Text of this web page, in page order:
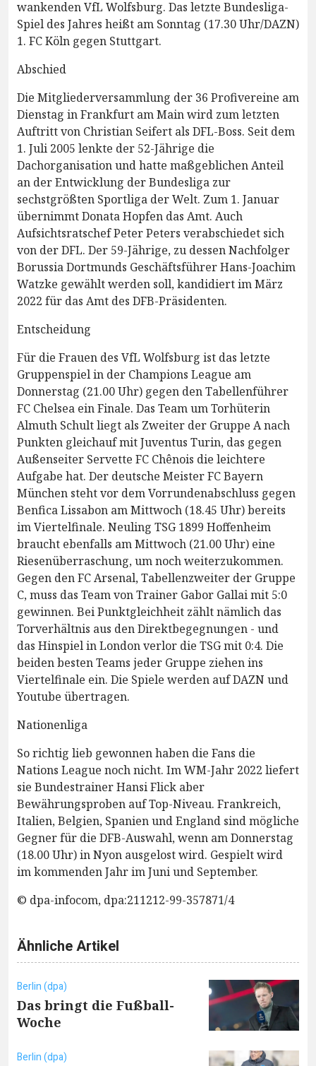
wankenden VfL Wolfsburg. Das letzte Bundesliga-
Spiel des Jahres heißt am Sonntag (17.30 Uhr/DAZN)
1. FC Köln gegen Stuttgart.
Abschied
Die Mitgliederversammlung der 36 Profivereine am
Dienstag in Frankfurt am Main wird zum letzten
Auftritt von Christian Seifert als DFL-Boss. Seit dem
1. Juli 2005 lenkte der 52-Jährige die
Dachorganisation und hatte maßgeblichen Anteil
an der Entwicklung der Bundesliga zur
sechstgrößten Sportliga der Welt. Zum 1. Januar
übernimmt Donata Hopfen das Amt. Auch
Aufsichtsratschef Peter Peters verabschiedet sich
von der DFL. Der 59-Jährige, zu dessen Nachfolger
Borussia Dortmunds Geschäftsführer Hans-Joachim
Watzke gewählt werden soll, kandidiert im März
2022 für das Amt des DFB-Präsidenten.
Entscheidung
Für die Frauen des VfL Wolfsburg ist das letzte
Gruppenspiel in der Champions League am
Donnerstag (21.00 Uhr) gegen den Tabellenführer
FC Chelsea ein Finale. Das Team um Torhüterin
Almuth Schult liegt als Zweiter der Gruppe A nach
Punkten gleichauf mit Juventus Turin, das gegen
Außenseiter Servette FC Chênois die leichtere
Aufgabe hat. Der deutsche Meister FC Bayern
München steht vor dem Vorrundenabschluss gegen
Benfica Lissabon am Mittwoch (18.45 Uhr) bereits
im Viertelfinale. Neuling TSG 1899 Hoffenheim
braucht ebenfalls am Mittwoch (21.00 Uhr) eine
Riesenüberraschung, um noch weiterzukommen.
Gegen den FC Arsenal, Tabellenzweiter der Gruppe
C, muss das Team von Trainer Gabor Gallai mit 5:0
gewinnen. Bei Punktgleichheit zählt nämlich das
Torverhältnis aus den Direktbegegnungen - und
das Hinspiel in London verlor die TSG mit 0:4. Die
beiden besten Teams jeder Gruppe ziehen ins
Viertelfinale ein. Die Spiele werden auf DAZN und
Youtube übertragen.
Nationenliga
So richtig lieb gewonnen haben die Fans die
Nations League noch nicht. Im WM-Jahr 2022 liefert
sie Bundestrainer Hansi Flick aber
Bewährungsproben auf Top-Niveau. Frankreich,
Italien, Belgien, Spanien und England sind mögliche
Gegner für die DFB-Auswahl, wenn am Donnerstag
(18.00 Uhr) in Nyon ausgelost wird. Gespielt wird
im kommenden Jahr im Juni und September.
© dpa-infocom, dpa:211212-99-357871/4
Ähnliche Artikel
Berlin (dpa)
Das bringt die Fußball-
Woche
Berlin (dpa)